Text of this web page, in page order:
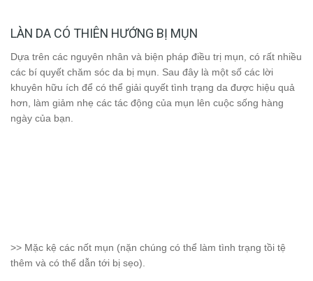
LÀN DA CÓ THIÊN HƯỚNG BỊ MỤN
Dựa trên các nguyên nhân và biện pháp điều trị mụn, có rất nhiều
các bí quyết chăm sóc da bị mụn. Sau đây là một số các lời
khuyên hữu ích để có thể giải quyết tình trạng da được hiệu quả
hơn, làm giảm nhẹ các tác động của mụn lên cuộc sống hàng
ngày của bạn.
>> Mặc kệ các nốt mụn (nặn chúng có thể làm tình trạng tồi tệ
thêm và có thể dẫn tới bị sẹo).